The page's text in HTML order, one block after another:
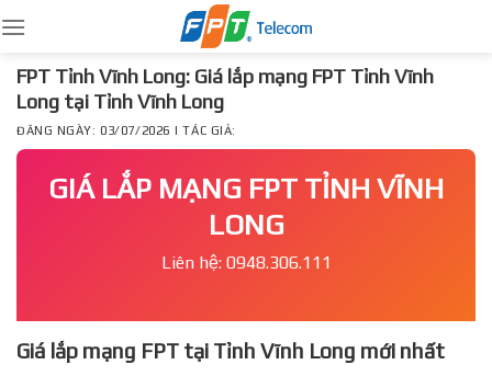
to
content
FPT Tỉnh Vĩnh Long: Giá lắp mạng FPT Tỉnh Vĩnh
Long tại Tỉnh Vĩnh Long
ĐĂNG NGÀY: 03/07/2026 | TÁC GIẢ:
GIÁ LẮP MẠNG FPT TỈNH VĨNH
LONG
Liên hệ: 0948.306.111
Giá lắp mạng FPT tại Tỉnh Vĩnh Long mới nhất